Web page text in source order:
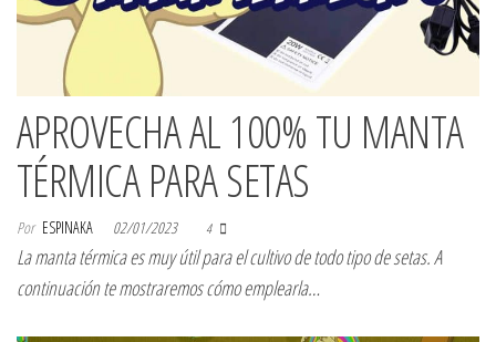
APROVECHA AL 100% TU MANTA
TÉRMICA PARA SETAS
Por ESPINAKA 02/01/2023 4
La manta térmica es muy útil para el cultivo de todo tipo de setas. A
continuación te mostraremos cómo emplearla…